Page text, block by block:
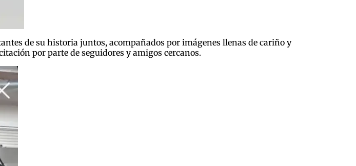
de su historia juntos, acompañados por imágenes llenas de cariño y
por parte de seguidores y amigos cercanos.